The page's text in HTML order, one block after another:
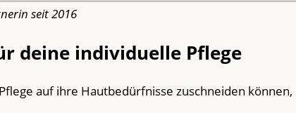
seit 2016
deine individuelle Pflege
auf ihre Hautbedürfnisse zuschneiden